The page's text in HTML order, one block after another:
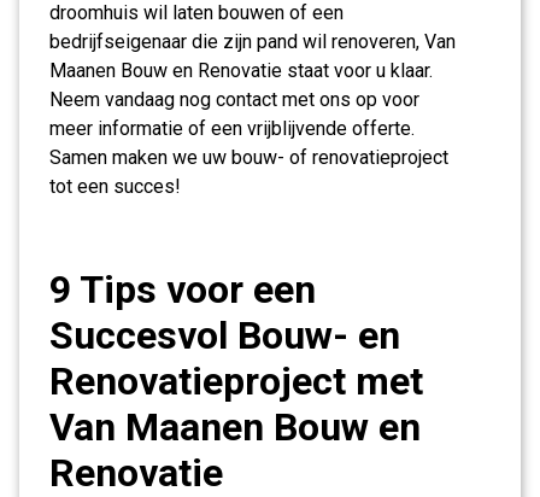
droomhuis wil laten bouwen of een
bedrijfseigenaar die zijn pand wil renoveren, Van
Maanen Bouw en Renovatie staat voor u klaar.
Neem vandaag nog contact met ons op voor
meer informatie of een vrijblijvende offerte.
Samen maken we uw bouw- of renovatieproject
tot een succes!
9 Tips voor een
Succesvol Bouw- en
Renovatieproject met
Van Maanen Bouw en
Renovatie